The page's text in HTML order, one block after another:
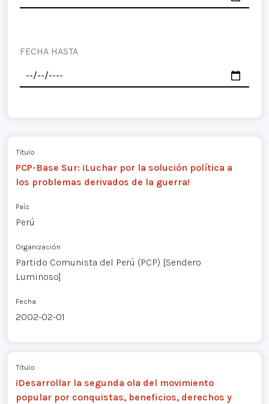
FECHA HASTA
Título
PCP-Base Sur: ¡Luchar por la solución política a
los problemas derivados de la guerra!
País
Perú
Organización
Partido Comunista del Perú (PCP) [Sendero
Luminoso]
Fecha
2002-02-01
Título
¡Desarrollar la segunda ola del movimiento
popular por conquistas, beneficios, derechos y